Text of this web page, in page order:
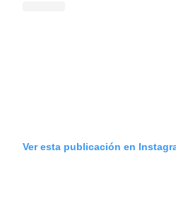
Ver esta publicación en